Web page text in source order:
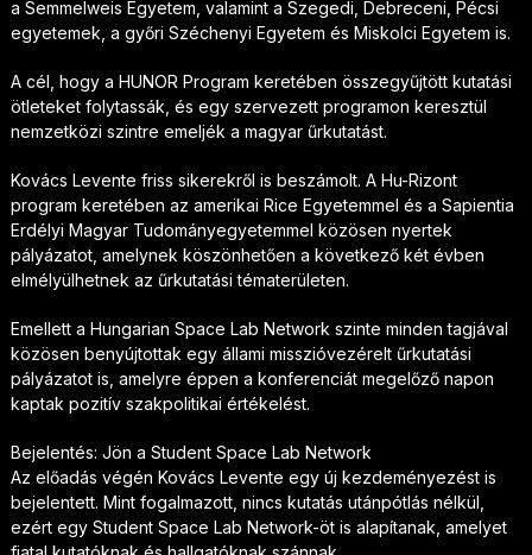
a Semmelweis Egyetem, valamint a Szegedi, Debreceni, Pécsi
egyetemek, a győri Széchenyi Egyetem és Miskolci Egyetem is.
A cél, hogy a HUNOR Program keretében összegyűjtött kutatási
ötleteket folytassák, és egy szervezett programon keresztül
nemzetközi szintre emeljék a magyar űrkutatást.
Kovács Levente friss sikerekről is beszámolt. A Hu-Rizont
program keretében az amerikai Rice Egyetemmel és a Sapientia
Erdélyi Magyar Tudományegyetemmel közösen nyertek
pályázatot, amelynek köszönhetően a következő két évben
elmélyülhetnek az űrkutatási tématerületen.
Emellett a Hungarian Space Lab Network szinte minden tagjával
közösen benyújtottak egy állami misszióvezérelt űrkutatási
pályázatot is, amelyre éppen a konferenciát megelőző napon
kaptak pozitív szakpolitikai értékelést.
Bejelentés: Jön a Student Space Lab Network
Az előadás végén Kovács Levente egy új kezdeményezést is
bejelentett. Mint fogalmazott, nincs kutatás utánpótlás nélkül,
ezért egy Student Space Lab Network-öt is alapítanak, amelyet